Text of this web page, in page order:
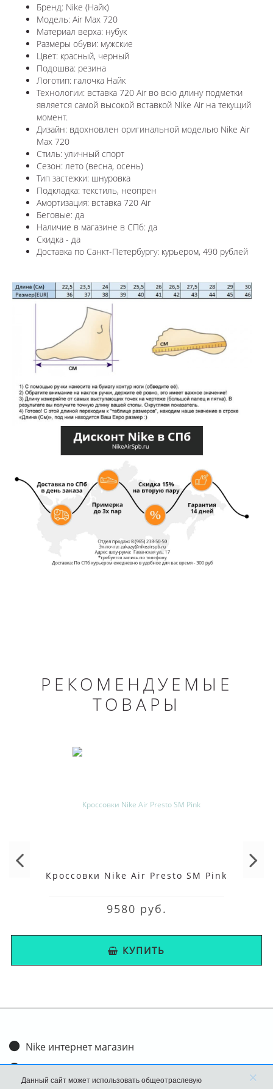
Бренд: Nike (Найк)
Модель: Air Max 720
Материал верха: нубук
Размеры обуви: мужские
Цвет: красный, черный
Подошва: резина
Логотип: галочка Найк
Технологии: вставка 720 Air во всю длину подметки
является самой высокой вставкой Nike Air на текущий
момент.
Дизайн: вдохновлен оригинальной моделью Nike Air
Max 720
Стиль: уличный спорт
Сезон: лето (весна, осень)
Тип застежки: шнуровка
Подкладка: текстиль, неопрен
Амортизация: вставка 720 Air
Беговые: да
Наличие в магазине в СПб: да
Скидка - да
Доставка по Санкт-Петербургу: курьером, 490 рублей
РЕКОМЕНДУЕМЫЕ
ТОВАРЫ
Кроссовки Nike Air Presto SM Pink
9580 руб.
КУПИТЬ
Nike интернет магазин
Доставка и оплата
Данный сайт может использовать общеотраслевую
×